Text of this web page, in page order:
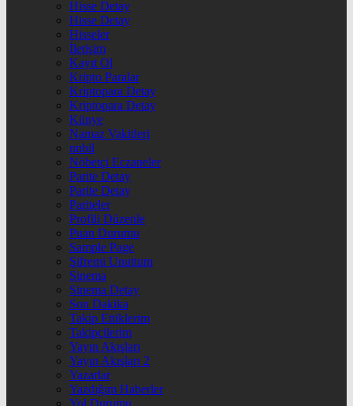
Hisse Detay
Hisse Detay
Hisseler
İletişim
Kayıt Ol
Kripto Paralar
Kriptopara Detay
Kriptopara Detay
Künye
Namaz Vakitleri
nnbil
Nöbetçi Eczaneler
Parite Detay
Parite Detay
Pariteler
Profili Düzenle
Puan Durumu
Sample Page
Şifremi Unuttum
Sinema
Sinema Detay
Son Dakika
Takip Ettiklerim
Takipçilerim
Yayın Akışları
Yayın Akışları 2
Yazarlar
Yazdığım Haberler